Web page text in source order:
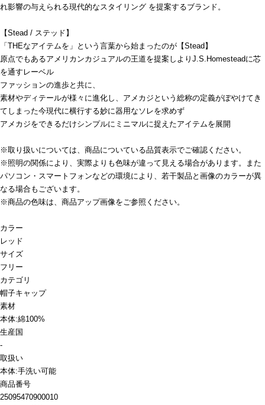
れ影響の与えられる現代的なスタイリング を提案するブランド。
【Stead / ステッド】
「THEなアイテムを」という言葉から始まったのが【Stead】
原点でもあるアメリカンカジュアルの王道を提案しよりJ.S.Homesteadに芯
を通すレーベル
ファッションの進歩と共に、
素材やディテールが様々に進化し、アメカジという総称の定義がぼやけてき
てしまった今現代に横行する妙に器用なソレを求めず
アメカジをできるだけシンプルにミニマルに捉えたアイテムを展開
※取り扱いについては、商品についている品質表示でご確認ください。
※照明の関係により、実際よりも色味が違って見える場合があります。また
パソコン・スマートフォンなどの環境により、若干製品と画像のカラーが異
なる場合もございます。
※商品の色味は、商品アップ画像をご参照ください。
カラー
レッド
サイズ
フリー
カテゴリ
帽子キャップ
素材
本体:綿100%
生産国
-
取扱い
本体:手洗い可能
商品番号
25095470900010